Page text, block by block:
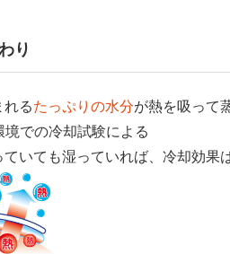
り
れるたっぷりの水分が熱を吸って
での冷却試験による
ていても湿っていれば、冷却効果